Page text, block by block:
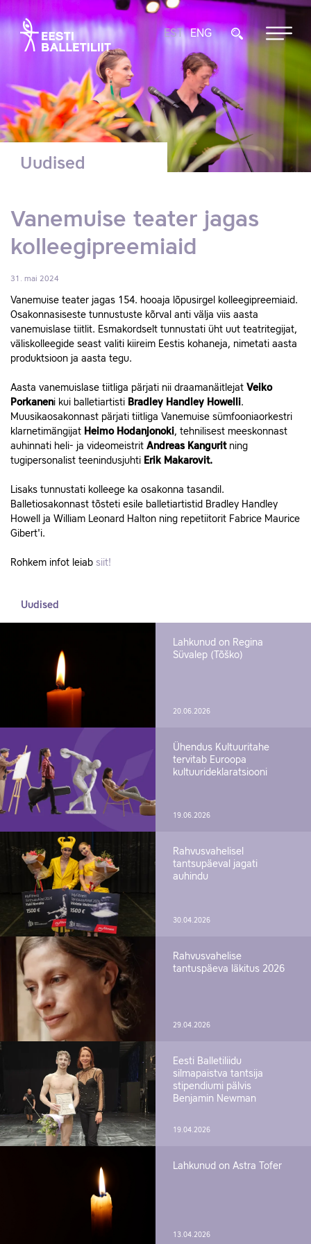
EST ENG
Uudised
Vanemuise teater jagas
kolleegipreemiaid
31. mai 2024
Vanemuise teater jagas 154. hooaja lõpusirgel kolleegipreemiaid.
Osakonnasiseste tunnustuste kõrval anti välja viis aasta
vanemuislase tiitlit. Esmakordselt tunnustati üht uut teatritegijat,
väliskolleegide seast valiti kiireim Eestis kohaneja, nimetati aasta
produktsioon ja aasta tegu.
Aasta vanemuislase tiitliga pärjati nii draamanäitlejat Veiko
Porkaneni kui balletiartisti Bradley Handley Howelli.
Muusikaosakonnast pärjati tiitliga Vanemuise sümfooniaorkestri
klarnetimängijat Heimo Hodanjonoki, tehnilisest meeskonnast
auhinnati heli- ja videomeistrit Andreas Kanguritning
tugipersonalist teenindusjuhti Erik Makarovit.
Lisaks tunnustati kolleege ka osakonna tasandil.
Balletiosakonnast tõsteti esile balletiartistid Bradley Handley
Howell ja William Leonard Halton ning repetiitorit Fabrice Maurice
Gibert'i.
Rohkem infot leiab siit!
Uudised
Lahkunud on Regina
Süvalep (Tõško)
20.06.2026
Ühendus Kultuuritahe
tervitab Euroopa
kultuurideklaratsiooni
19.06.2026
Rahvusvahelisel
tantsupäeval jagati
auhindu
30.04.2026
Rahvusvahelise
tantuspäeva läkitus 2026
29.04.2026
Eesti Balletiliidu
silmapaistva tantsija
stipendiumi pälvis
Benjamin Newman
19.04.2026
Lahkunud on Astra Tofer
13.04.2026